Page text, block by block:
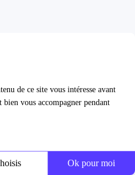
de ce site vous intéresse avant
vous accompagner pendant
Ok pour moi